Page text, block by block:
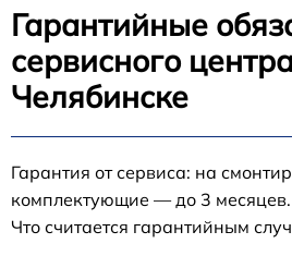
Гарантийные
сервисного
Челябинске
Гарантия от сервиса: на
комплектующие — до 3 месяцев.
Что считается гарантийным